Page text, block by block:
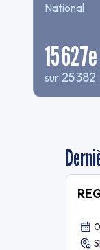
National
15 627e
sur 25 382